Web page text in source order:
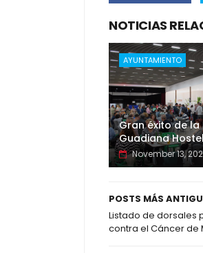
NOTICIAS
AYUNTAMIENTO
Gran éxito de la
Guadiana
November 13,
POSTS MÁS
Listado de dorsales
contra el Cáncer de